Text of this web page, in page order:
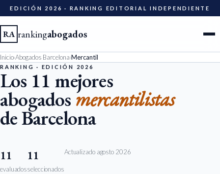
EDICIÓN 2026 · RANKING EDITORIAL INDEPENDIENTE
RA rankingabogados
Ciudades
Especialidades
Diccionario
Metodología
Inicio›Abogados Barcelona›Mercantil
RANKING · EDICIÓN 2026
Los 11 mejores
abogados mercantilistas
de Barcelona
11
evaluados
11
seleccionados
Actualizado agosto 2026